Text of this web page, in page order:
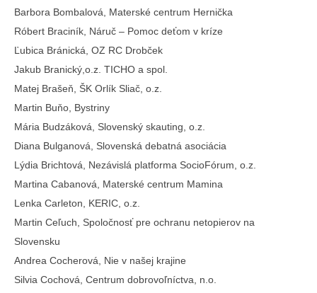
Barbora Bombalová, Materské centrum Hernička
Róbert Braciník, Náruč – Pomoc deťom v kríze
Ľubica Bránická, OZ RC Drobček
Jakub Branický,o.z. TICHO a spol.
Matej Brašeň, ŠK Orlík Sliač, o.z.
Martin Buňo, Bystriny
Mária Budzáková, Slovenský skauting, o.z.
Diana Bulganová, Slovenská debatná asociácia
Lýdia Brichtová, Nezávislá platforma SocioFórum, o.z.
Martina Cabanová, Materské centrum Mamina
Lenka Carleton, KERIC, o.z.
Martin Ceľuch, Spoločnosť pre ochranu netopierov na
Slovensku
Andrea Cocherová, Nie v našej krajine
Silvia Cochová, Centrum dobrovoľníctva, n.o.